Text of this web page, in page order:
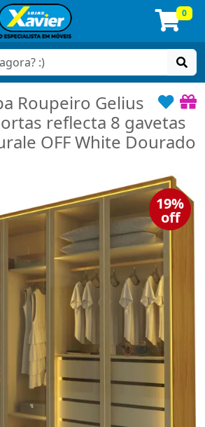
0
Roupeiro Gelius
reflecta 8 gavetas
OFF White Dourado
19%
off